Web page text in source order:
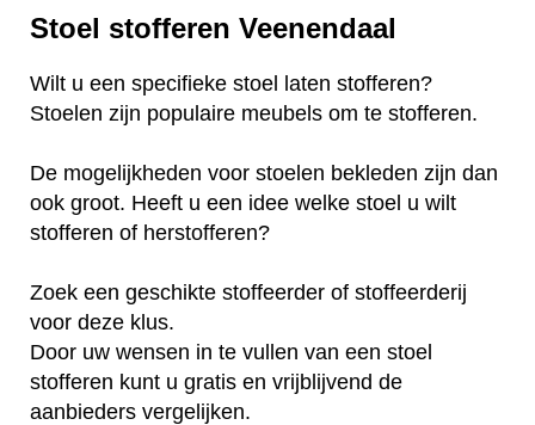
Stoel stofferen Veenendaal
Wilt u een specifieke stoel laten stofferen?
Stoelen zijn populaire meubels om te stofferen.
De mogelijkheden voor stoelen bekleden zijn dan
ook groot. Heeft u een idee welke stoel u wilt
stofferen of herstofferen?
Zoek een geschikte stoffeerder of stoffeerderij
voor deze klus.
Door uw wensen in te vullen van een stoel
stofferen kunt u gratis en vrijblijvend de
aanbieders vergelijken.